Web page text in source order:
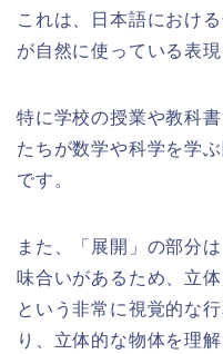
これは、日本語におけ
が自然に使っている表現
特に学校の授業や教科
たちが数学や科学を学
です。
また、「展開」の部分
味合いがあるため、立
という非常に視覚的な
り、立体的な物体を理